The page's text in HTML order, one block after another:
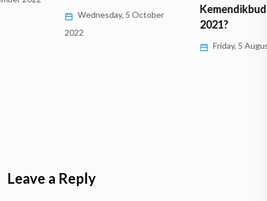
Wednesday, 5 October
Kemendikbudristek
Friday, 5 August 2022
Leave a Reply